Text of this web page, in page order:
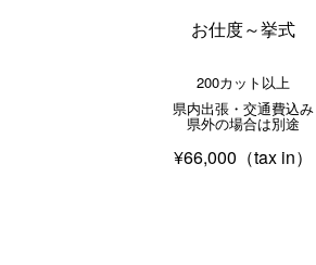
お仕度～挙式
200カット以上
県内出張・交通費込み
県外の場合は別途
¥66,000（tax in）